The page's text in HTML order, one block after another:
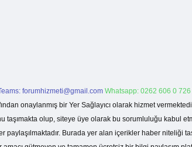
forumhizmeti@gmail.com Whatsapp: 0262 606 0 726
onaylanmış bir Yer Sağlayıcı olarak hizmet
olup, siteye üye olarak bu sorumluluğu kabul
paylaşılmaktadır. Burada yer alan içerikler haber niteliği